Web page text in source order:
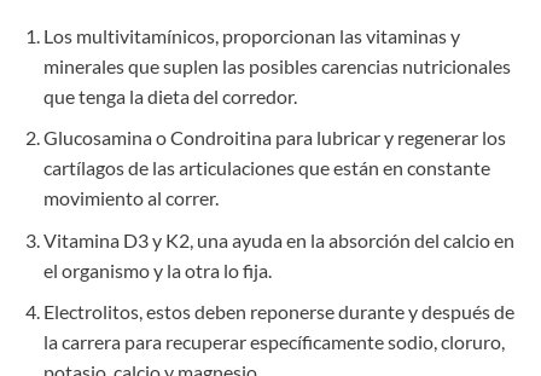
Los multivitamínicos, proporcionan las vitaminas y
minerales que suplen las posibles carencias nutricionales
que tenga la dieta del corredor.
Glucosamina o Condroitina para lubricar y regenerar los
cartílagos de las articulaciones que están en constante
movimiento al correr.
Vitamina D3 y K2, una ayuda en la absorción del calcio en
el organismo y la otra lo fija.
Electrolitos, estos deben reponerse durante y después de
la carrera para recuperar específicamente sodio, cloruro,